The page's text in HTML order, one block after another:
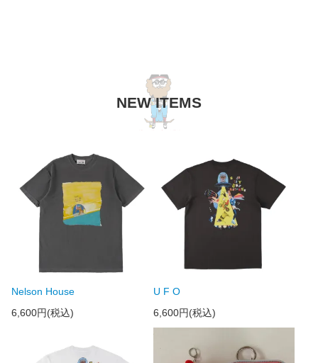
NEW ITEMS
Nelson House
6,600円(税込)
U F O
6,600円(税込)